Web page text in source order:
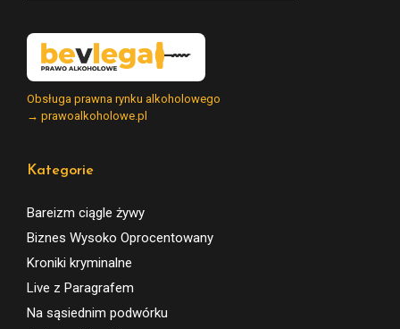
Obsługa prawna rynku alkoholowego
→ prawoalkoholowe.pl
Kategorie
Bareizm ciągle żywy
Biznes Wysoko Oprocentowany
Kroniki kryminalne
Live z Paragrafem
Na sąsiednim podwórku